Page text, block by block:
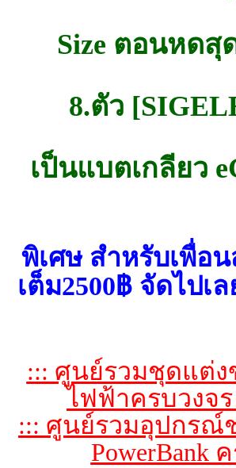
Size ตอนหดสุ
8.ตัว
เป็นแบตเกลียว
พิเศษ สำหรับเพื่อ
เต็ม2500฿ จัดไปเ
::: ศูนย์รวมชุดแต่
ไฟฟ้าครบวงจ
::: ศูนย์รวมอุปกรณ์
PowerBank